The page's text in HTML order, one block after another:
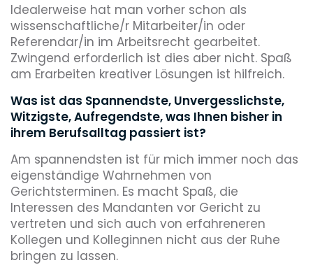
Idealerweise hat man vorher schon als
wissenschaftliche/r Mitarbeiter/in oder
Referendar/in im Arbeitsrecht gearbeitet.
Zwingend erforderlich ist dies aber nicht. Spaß
am Erarbeiten kreativer Lösungen ist hilfreich.
Was ist das Spannendste, Unvergesslichste,
Witzigste, Aufregendste, was Ihnen bisher in
ihrem Berufsalltag passiert ist?
Am spannendsten ist für mich immer noch das
eigenständige Wahrnehmen von
Gerichtsterminen. Es macht Spaß, die
Interessen des Mandanten vor Gericht zu
vertreten und sich auch von erfahreneren
Kollegen und Kolleginnen nicht aus der Ruhe
bringen zu lassen.